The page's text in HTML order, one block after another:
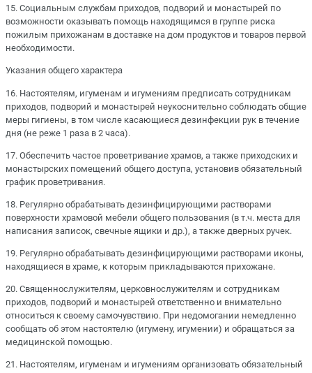
15. Социальным службам приходов, подворий и монастырей по
возможности оказывать помощь находящимся в группе риска
пожилым прихожанам в доставке на дом продуктов и товаров первой
необходимости.
Указания общего характера
16. Настоятелям, игуменам и игумениям предписать сотрудникам
приходов, подворий и монастырей неукоснительно соблюдать общие
меры гигиены, в том числе касающиеся дезинфекции рук в течение
дня (не реже 1 раза в 2 часа).
17. Обеспечить частое проветривание храмов, а также приходских и
монастырских помещений общего доступа, установив обязательный
график проветривания.
18. Регулярно обрабатывать дезинфицирующими растворами
поверхности храмовой мебели общего пользования (в т.ч. места для
написания записок, свечные ящики и др.), а также дверных ручек.
19. Регулярно обрабатывать дезинфицирующими растворами иконы,
находящиеся в храме, к которым прикладываются прихожане.
20. Священнослужителям, церковнослужителям и сотрудникам
приходов, подворий и монастырей ответственно и внимательно
относиться к своему самочувствию. При недомогании немедленно
сообщать об этом настоятелю (игумену, игумении) и обращаться за
медицинской помощью.
21. Настоятелям, игуменам и игумениям организовать обязательный